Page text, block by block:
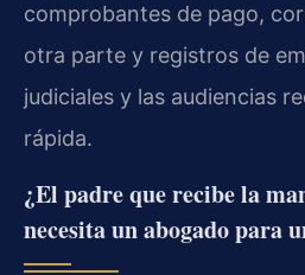
comprobantes de pago,
otra parte y registros de
judiciales y las audiencias
rápida.
¿El padre que recibe la
necesita un abogado para